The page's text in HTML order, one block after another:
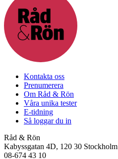
Kontakta oss
Prenumerera
Om Råd & Rön
Våra unika tester
E-tidning
Så loggar du in
Råd & Rön
Kabyssgatan 4D, 120 30 Stockholm
08-674 43 10